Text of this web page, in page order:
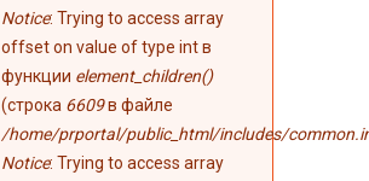
Notice: Trying to access array
offset on value of type int в
функции element_children()
(строка 6609в файле
/home/prportal/public_html/includes/
Notice: Trying to access array